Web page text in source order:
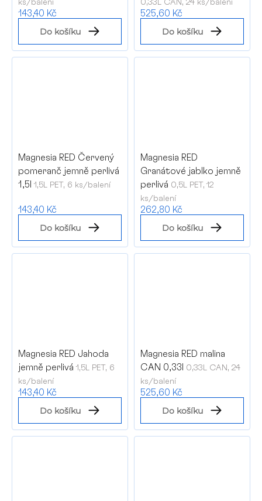
ks/balení
143,40 Kč
Do košíku
0,33L CAN, 24 ks/balení
525,60 Kč
Do košíku
Magnesia RED Červený
pomeranč jemně perlivá
1,5l 1,5L PET, 6 ks/balení
143,40 Kč
Do košíku
Magnesia RED
Granátové jablko jemně
perlivá 0,5L PET, 12
ks/balení
262,80 Kč
Do košíku
Magnesia RED Jahoda
jemně perlivá 1,5L PET, 6
ks/balení
143,40 Kč
Do košíku
Magnesia RED malina
CAN 0,33l 0,33L CAN, 24
ks/balení
525,60 Kč
Do košíku